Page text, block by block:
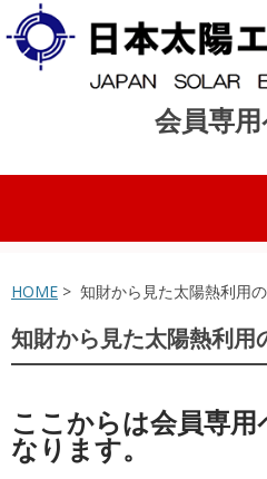
会員専
コンテンツへスキップ
HOME > 知財から見た太陽熱利用
知財から見た太陽熱利用
ここからは会員専用
なります。